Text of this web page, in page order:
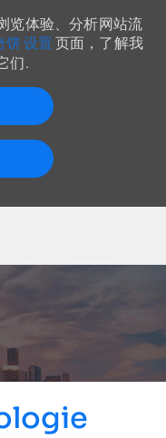
览体验、分析网站流
饼 设置 页面，了解我
们.